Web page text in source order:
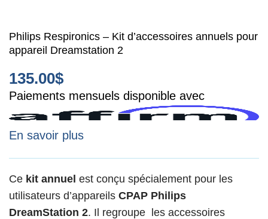
Philips Respironics – Kit d’accessoires annuels pour
appareil Dreamstation 2
135.00$
Paiements mensuels disponible avec
En savoir plus
Ce kit annuel est conçu spécialement pour les
utilisateurs d’appareils CPAP Philips
DreamStation 2. Il regroupe les accessoires